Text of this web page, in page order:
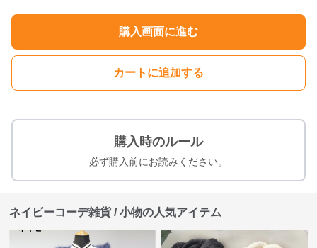
購入画面に進む
カートに追加する
購入時のルール
必ず購入前にお読みください。
ネイビーコーデ雑貨 / 小物の人気アイテム